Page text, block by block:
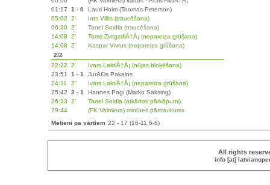
01:17
1 - 0
Lauri Hoim (Toomas Peterson)
05:02
2'
Ints Vilks (traucēšana)
06:30 2'
Tanel Soidla (traucēšana)
14:08
2'
Toms ZvirgzdiÅ†Å¡ (nepareiza grūšana)
14:08
2'
Kaspar Vivrus (nepareiza grūšana)
2/2
22:22
2'
Ivars LaktiÅ†Å¡ (nūjas bloķēšana)
23:51
1 - 1
JurÄ£is Pakalns
24:11
2'
Ivars LaktiÅ†Å¡ (nepareiza grūšana)
25:42
2 - 1
Hannes Pagi (Marko Saksing)
26:13
2'
Tanel Soidla (atkārtoti pārkāpumi)
29:44
(FK Valmiera) minūtes pārtraukums
Metieni pa vārtiem 22 - 17 (16-11,6-6)
All rights
info [at]